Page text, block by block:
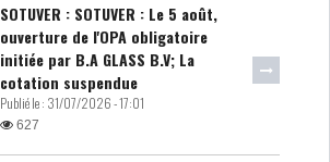
SOTUVER : SOTUVER : Le 5 août,
ouverture de l'OPA obligatoire
initiée par B.A GLASS B.V; La
cotation suspendue
Publié le : 31/07/2026 - 17:01
627